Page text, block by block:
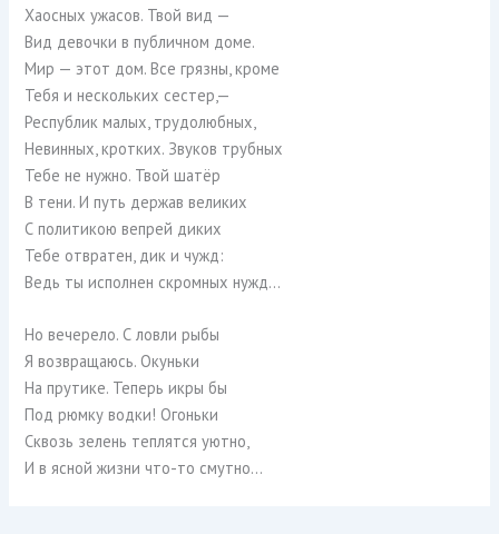
Хаосных ужасов. Твой вид —
Вид девочки в публичном доме.
Мир — этот дом. Все грязны, кроме
Тебя и нескольких сестер,—
Республик малых, трудолюбных,
Невинных, кротких. Звуков трубных
Тебе не нужно. Твой шатёр
В тени. И путь держав великих
С политикою вепрей диких
Тебе отвратен, дик и чужд:
Ведь ты исполнен скромных нужд…
Но вечерело. С ловли рыбы
Я возвращаюсь. Окуньки
На прутике. Теперь икры бы
Под рюмку водки! Огоньки
Сквозь зелень теплятся уютно,
И в ясной жизни что-то смутно…